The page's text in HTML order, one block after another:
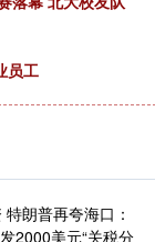
员工